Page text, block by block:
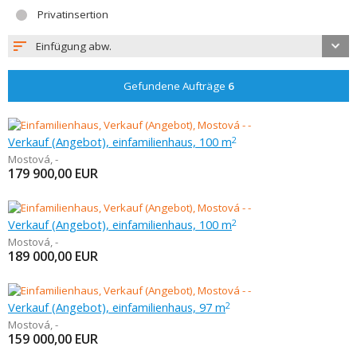
Privatinsertion
Einfügung abw.
Gefundene Aufträge 6
Verkauf (Angebot), einfamilienhaus, 100 m2
Mostová,-
179 900,00 EUR
Verkauf (Angebot), einfamilienhaus, 100 m2
Mostová,-
189 000,00 EUR
Verkauf (Angebot), einfamilienhaus, 97 m2
Mostová,-
159 000,00 EUR